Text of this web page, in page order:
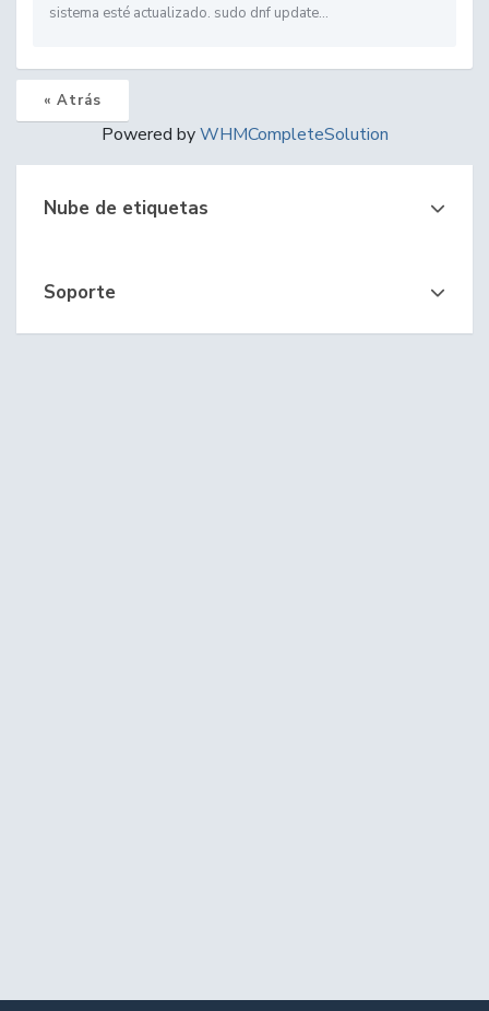
sistema esté actualizado. sudo dnf update...
« Atrás
Powered byWHMCompleteSolution
Nube de etiquetas
Soporte